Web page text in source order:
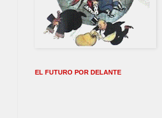
EL FUTURO POR DELANTE